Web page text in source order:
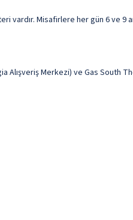
Misafirlere her gün 6 ve 9
Merkezi) ve Gas South